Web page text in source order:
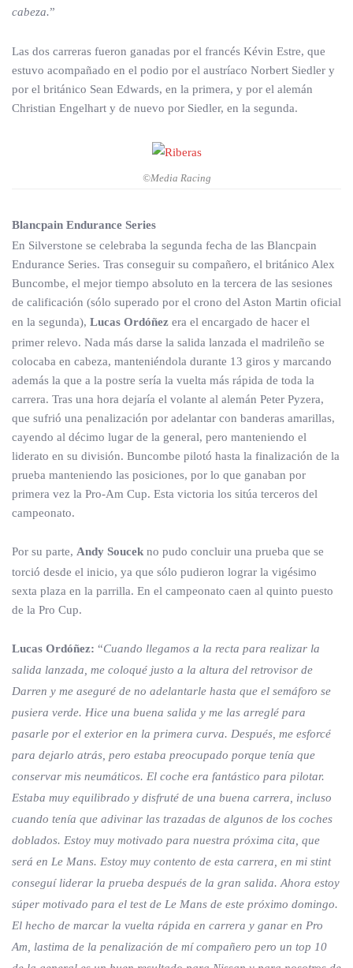
cabeza.”
Las dos carreras fueron ganadas por el francés Kévin Estre, que
estuvo acompañado en el podio por el austríaco Norbert Siedler y
por el británico Sean Edwards, en la primera, y por el alemán
Christian Engelhart y de nuevo por Siedler, en la segunda.
©Media Racing
Blancpain Endurance Series
En Silverstone se celebraba la segunda fecha de las Blancpain
Endurance Series. Tras conseguir su compañero, el británico Alex
Buncombe, el mejor tiempo absoluto en la tercera de las sesiones
de calificación (sólo superado por el crono del Aston Martin oficial
en la segunda), Lucas Ordóñez era el encargado de hacer el
primer relevo. Nada más darse la salida lanzada el madrileño se
colocaba en cabeza, manteniéndola durante 13 giros y marcando
además la que a la postre sería la vuelta más rápida de toda la
carrera. Tras una hora dejaría el volante al alemán Peter Pyzera,
que sufrió una penalización por adelantar con banderas amarillas,
cayendo al décimo lugar de la general, pero manteniendo el
liderato en su división. Buncombe pilotó hasta la finalización de la
prueba manteniendo las posiciones, por lo que ganaban por
primera vez la Pro-Am Cup. Esta victoria los sitúa terceros del
campeonato.
Por su parte, Andy Soucek no pudo concluir una prueba que se
torció desde el inicio, ya que sólo pudieron lograr la vigésimo
sexta plaza en la parrilla. En el campeonato caen al quinto puesto
de la Pro Cup.
Lucas Ordóñez: “Cuando llegamos a la recta para realizar la
salida lanzada, me coloqué justo a la altura del retrovisor de
Darren y me aseguré de no adelantarle hasta que el semáforo se
pusiera verde. Hice una buena salida y me las arreglé para
pasarle por el exterior en la primera curva. Después, me esforcé
para dejarlo atrás, pero estaba preocupado porque tenía que
conservar mis neumáticos. El coche era fantástico para pilotar.
Estaba muy equilibrado y disfruté de una buena carrera, incluso
cuando tenía que adivinar las trazadas de algunos de los coches
doblados. Estoy muy motivado para nuestra próxima cita, que
será en Le Mans. Estoy muy contento de esta carrera, en mi stint
conseguí liderar la prueba después de la gran salida. Ahora estoy
súper motivado para el test de Le Mans de este próximo domingo.
El hecho de marcar la vuelta rápida en carrera y ganar en Pro
Am, lastima de la penalización de mí compañero pero un top 10